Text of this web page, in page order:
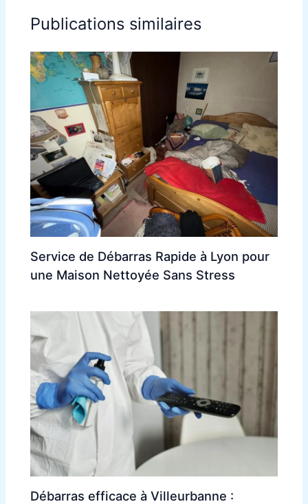
Publications similaires
Service de Débarras Rapide à Lyon pour
une Maison Nettoyée Sans Stress
Débarras efficace à Villeurbanne :